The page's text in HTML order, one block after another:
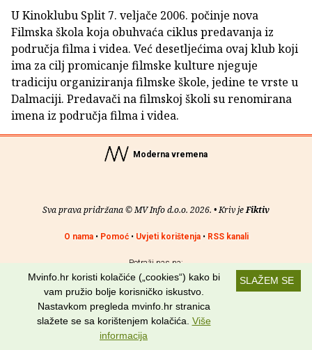
U Kinoklubu Split 7. veljače 2006. počinje nova
Filmska škola koja obuhvaća ciklus predavanja iz
područja filma i videa. Već desetljećima ovaj klub koji
ima za cilj promicanje filmske kulture njeguje
tradiciju organiziranja filmske škole, jedine te vrste u
Dalmaciji. Predavači na filmskoj školi su renomirana
imena iz područja filma i videa.
Moderna vremena
Sva prava pridržana © MV Info d.o.o. 2026. • Kriv jeFiktiv
O nama• Pomoć• Uvjeti korištenja• RSS kanali
Potraži nas na:
SLAŽEM SE
Mvinfo.hr koristi kolačiće („cookies“) kako bi
vam pružio bolje korisničko iskustvo.
Nastavkom pregleda mvinfo.hr stranica
slažete se sa korištenjem kolačića. Više
informacija